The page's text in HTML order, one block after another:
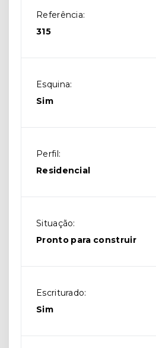
Referência:
315
Esquina:
Sim
Perfil:
Residencial
Situação:
Pronto para construir
Escriturado:
Sim